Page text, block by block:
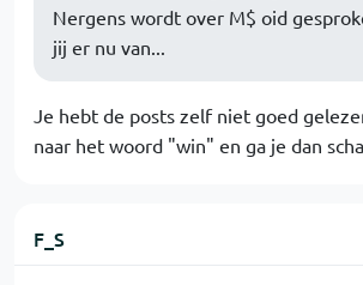
Nergens wordt over M$ oid
jij er nu van...
Je hebt de posts zelf niet goed
naar het woord "win" en ga je dan
F_S